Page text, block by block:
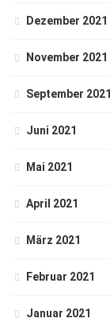
Dezember 2021
November 2021
September 2021
Juni 2021
Mai 2021
April 2021
März 2021
Februar 2021
Januar 2021